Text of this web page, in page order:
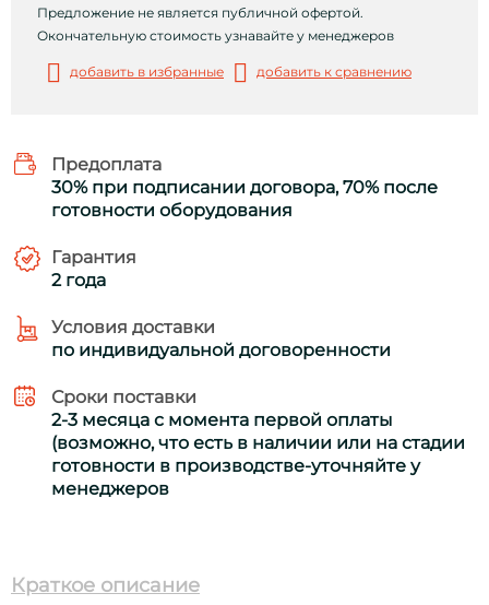
Предложение не является публичной офертой.
Окончательную стоимость узнавайте у менеджеров
добавить в избранные добавить к сравнению
Предоплата
30% при подписании договора, 70% после
готовности оборудования
Гарантия
2 года
Условия доставки
по индивидуальной договоренности
Сроки поставки
2-3 месяца с момента первой оплаты
(возможно, что есть в наличии или на стадии
готовности в производстве-уточняйте у
менеджеров
Краткое описание